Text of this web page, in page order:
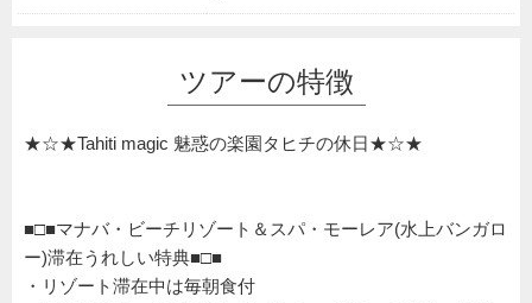
ツアーの特徴
★☆★Tahiti magic 魅惑の楽園タヒチの休日★☆★
■□■マナバ・ビーチリゾート＆スパ・モーレア(水上バンガロ
ー)滞在うれしい特典■□■
・リゾート滞在中は毎朝食付